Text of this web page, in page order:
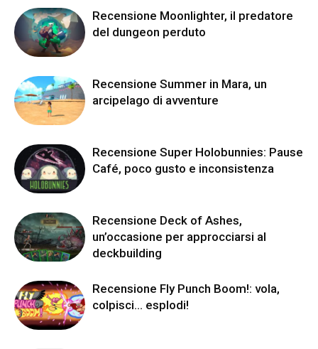
Recensione Moonlighter, il predatore
del dungeon perduto
Recensione Summer in Mara, un
arcipelago di avventure
Recensione Super Holobunnies: Pause
Café, poco gusto e inconsistenza
Recensione Deck of Ashes,
un’occasione per approcciarsi al
deckbuilding
Recensione Fly Punch Boom!: vola,
colpisci… esplodi!